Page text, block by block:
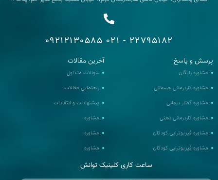
22795182 - 021
09212130585
پرسش و پاسخ
مشاوره رایگان
مشاوره کاردرمانی جسمانی
مشاوره گفتار درمانی
مشاوره کاردرمانی ذهنی
مشاوره فیزیوتراپی کودکان
مشاوره فیزیوتراپی کودکان
آخرین مقالات
سوالات متداول
راهنمایی مقالات
پیشنهادات و انتقادات
مشاوره
مشاوره
مشاوره
ساعت کاری کلینیک توانش